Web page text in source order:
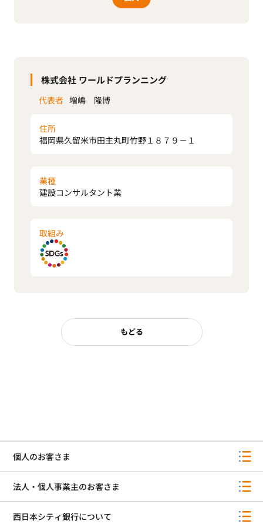
株式会社 ワールドプランニング
代表者 増嶋 隆博
住所
福岡県久留米市田主丸町竹野１８７９－１
業種
建設コンサルタント業
取組み
もどる
個人のお客さま
法人・個人事業主のお客さま
西日本シティ銀行について